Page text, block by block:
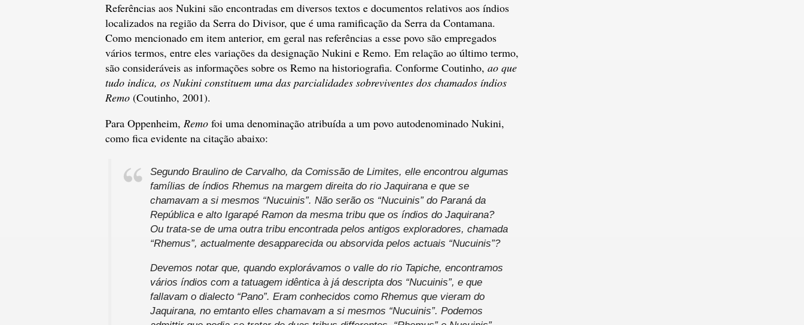
Referências aos Nukini são encontradas em diversos textos e documentos relativos aos índios
localizados na região da Serra do Divisor, que é uma ramificação da Serra da Contamana.
Como mencionado em item anterior, em geral nas referências a esse povo são empregados
vários termos, entre eles variações da designação Nukini e Remo. Em relação ao último termo,
são consideráveis as informações sobre os Remo na historiografia. Conforme Coutinho, ao que
tudo indica, os Nukini constituem uma das parcialidades sobreviventes dos chamados índios
Remo(Coutinho, 2001).
Para Oppenheim, Remofoi uma denominação atribuída a um povo autodenominado Nukini,
como fica evidente na citação abaixo:
Segundo Braulino de Carvalho, da Comissão de Limites, elle encontrou algumas
famílias de índios Rhemus na margem direita do rio Jaquirana e que se
chamavam a si mesmos “Nucuinis”. Não serão os “Nucuinis” do Paraná da
República e alto Igarapé Ramon da mesma tribu que os índios do Jaquirana?
Ou trata-se de uma outra tribu encontrada pelos antigos exploradores, chamada
“Rhemus”, actualmente desapparecida ou absorvida pelos actuais “Nucuinis”?
Devemos notar que, quando explorávamos o valle do rio Tapiche, encontramos
vários índios com a tatuagem idêntica à já descripta dos “Nucuinis”, e que
fallavam o dialecto “Pano”. Eram conhecidos como Rhemus que vieram do
Jaquirana, no emtanto elles chamavam a si mesmos “Nucuinis”. Podemos